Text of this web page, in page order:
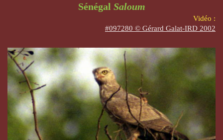
Sénégal Saloum
Vidéo :
#097280 © Gérard Galat-IRD 2002